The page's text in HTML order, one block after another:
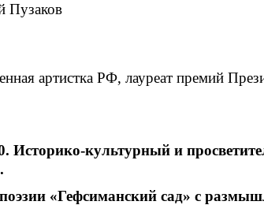
Пузаков
артистка РФ, лауреат премий
Историко-культурный и
«Гефсиманский сад» с